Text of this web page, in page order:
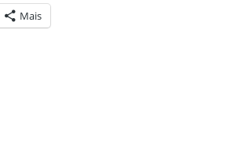
Mais